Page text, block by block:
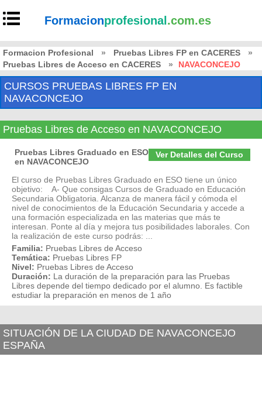
Formacionprofesional .com.es
Formacion Profesional » Pruebas Libres FP en CACERES
»
Pruebas Libres de Acceso en CACERES
» NAVACONCEJO
CURSOS PRUEBAS LIBRES FP EN
NAVACONCEJO
Pruebas Libres de Acceso en NAVACONCEJO
Ver Detalles del Curso
Pruebas Libres Graduado en ESO
en NAVACONCEJO
El curso de Pruebas Libres Graduado en ESO tiene un único
objetivo: A- Que consigas Cursos de Graduado en Educación
Secundaria Obligatoria. Alcanza de manera fácil y cómoda el
nivel de conocimientos de la Educación Secundaria y accede a
una formación especializada en las materias que más te
interesan. Ponte al día y mejora tus posibilidades laborales. Con
la realización de este curso podrás: ...
Familia: Pruebas Libres de Acceso
Temática: Pruebas Libres FP
Nivel: Pruebas Libres de Acceso
Duración: La duración de la preparación para las Pruebas
Libres depende del tiempo dedicado por el alumno. Es factible
estudiar la preparación en menos de 1 año
SITUACIÓN DE LA CIUDAD DE NAVACONCEJO
ESPAÑA